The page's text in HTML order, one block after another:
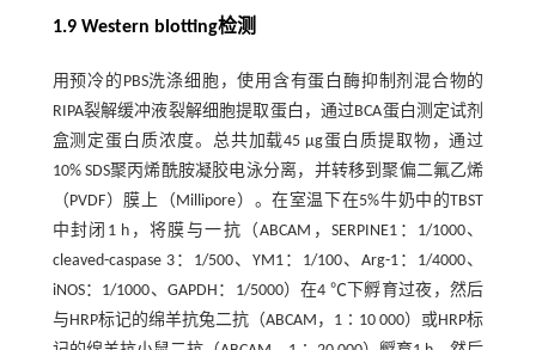
1.9 Western blotting检测
用预冷的PBS洗涤细胞，使用含有蛋白酶抑制剂混合物的
RIPA裂解缓冲液裂解细胞提取蛋白，通过BCA蛋白测定试剂
盒测定蛋白质浓度。总共加载45 μg蛋白质提取物，通过
10% SDS聚丙烯酰胺凝胶电泳分离，并转移到聚偏二氟乙烯
（PVDF）膜上（Millipore）。在室温下在5%牛奶中的TBST
中封闭1 h，将膜与一抗（ABCAM，SERPINE1：1/1000、
cleaved-caspase 3：1/500、YM1：1/100、Arg-1：1/4000、
iNOS：1/1000、GAPDH：1/5000）在4 ℃下孵育过夜，然后
与HRP标记的绵羊抗兔二抗（ABCAM，1∶10 000）或HRP标